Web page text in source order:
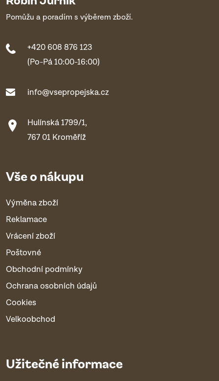
Pomůžu a poradím s výběrem zboží.
+420 608 876 123
(Po-Pá 10:00-16:00)
info@vsepropejska.cz
Hulínská 1799/1,
767 01 Kroměříž
Vše o nákupu
Výměna zboží
Reklamace
Vrácení zboží
Poštovné
Obchodní podmínky
Ochrana osobních údajů
Cookies
Velkoobchod
Užitečné informace